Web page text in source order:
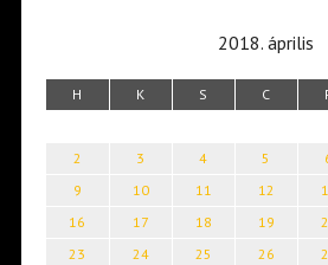
2018. április
H K S C
2
3 4 5
9
10 11 12
16
17 18 19
23
24 25 26